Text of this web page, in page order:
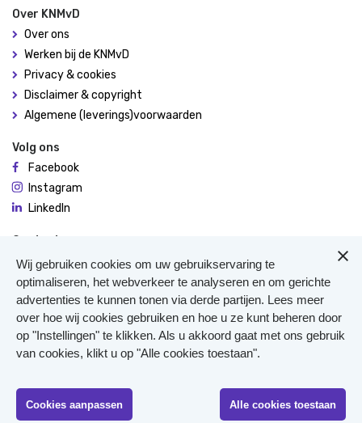
Over KNMvD
Over ons
Werken bij de KNMvD
Privacy & cookies
Disclaimer & copyright
Algemene (leverings)voorwaarden
Volg ons
Facebook
Instagram
LinkedIn
Contact
De Molen 94
3995 AX Houten
0306348900
Meer contact
Veterinair Vangnet
Pers
KvK 40477835
Wij gebruiken cookies om uw gebruikservaring te
optimaliseren, het webverkeer te analyseren en om gerichte
advertenties te kunnen tonen via derde partijen. Lees meer
over hoe wij cookies gebruiken en hoe u ze kunt beheren door
op "Instellingen" te klikken. Als u akkoord gaat met ons gebruik
van cookies, klikt u op "Alle cookies toestaan".
Cookies aanpassen Alle cookies toestaan